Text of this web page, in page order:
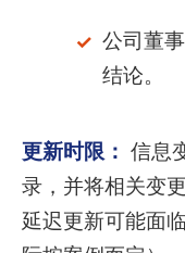
公司董
结论。
更新时限： 信息
录，并将相关变
延迟更新可能面